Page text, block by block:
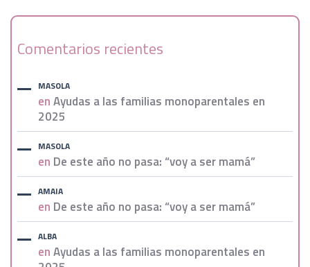
Comentarios recientes
MASOLA
enAyudas a las familias monoparentales en
2025
MASOLA
en De este año no pasa: “voy a ser mamá”
AMAIA
en De este año no pasa: “voy a ser mamá”
ALBA
enAyudas a las familias monoparentales en